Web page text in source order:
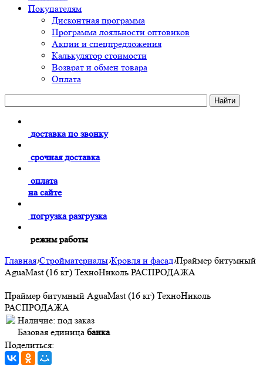
Покупателям
Дисконтная программа
Программа лояльности оптовиков
Акции и спецпредложения
Калькулятор стоимости
Возврат и обмен товара
Оплата
доставка по звонку
срочная доставка
оплата
на сайте
погрузка разгрузка
режим работы
Главная›Стройматериалы›Кровля и фасад›Праймер битумный
AguaMast (16 кг) ТехноНиколь РАСПРОДАЖА
Праймер битумный AguaMast (16 кг) ТехноНиколь
РАСПРОДАЖА
Наличие: под заказ
Базовая единица банка
Поделиться: